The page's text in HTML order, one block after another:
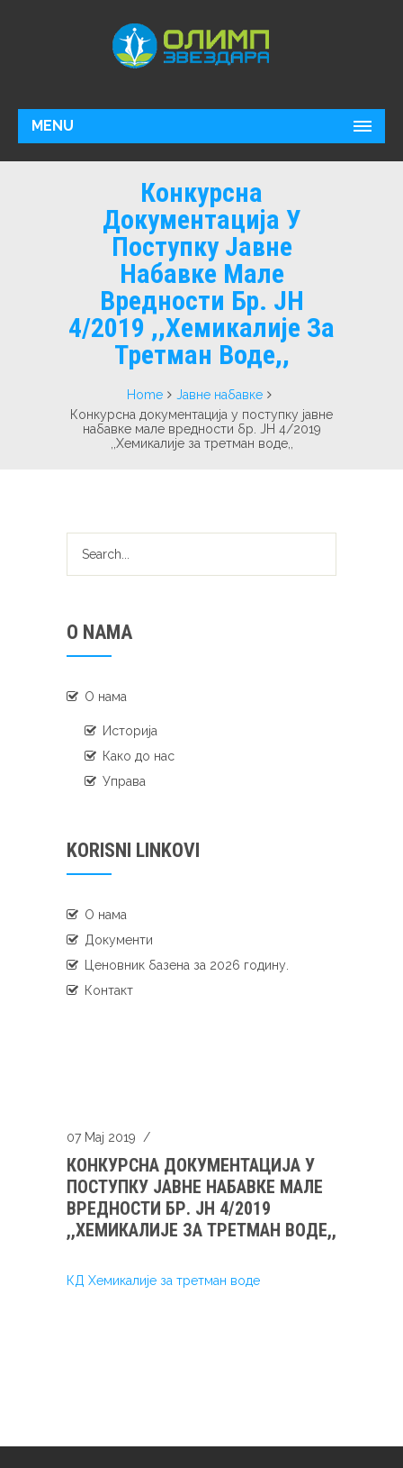
MENU
Конкурсна
Документација У
Поступку Јавне
Набавке Мале
Вредности Бр. ЈН
4/2019 ,,Хемикалије За
Третман Воде,,
Home
Јавне набавке
Конкурсна документација у поступку јавне
набавке мале вредности бр. ЈН 4/2019
,,Хемикалије за третман воде,,
O NAMA
О нама
Историја
Како до нас
Управа
KORISNI LINKOVI
О нама
Документи
Ценовник базена за 2026 годину.
Контакт
07 Мај 2019 /
КОНКУРСНА ДОКУМЕНТАЦИЈА У
ПОСТУПКУ ЈАВНЕ НАБАВКЕ МАЛЕ
ВРЕДНОСТИ БР. ЈН 4/2019
,,ХЕМИКАЛИЈЕ ЗА ТРЕТМАН ВОДЕ,,
КД Хемикалије за третман воде